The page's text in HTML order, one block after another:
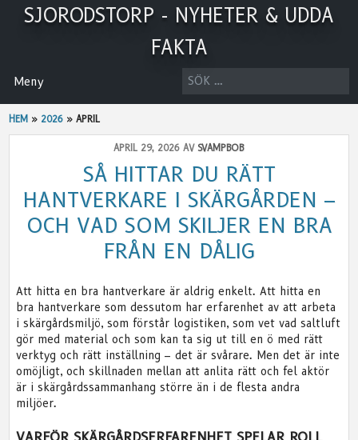
SJORODSTORP - NYHETER & UDDA
FAKTA
SÖK
Meny
HEM » 2026 » APRIL
APRIL 29, 2026 AV SVAMPBOB
SÅ HITTAR DU RÄTT
HANTVERKARE I SKÄRGÅRDEN –
OCH VAD SOM SKILJER EN BRA
FRÅN EN DÅLIG
Att hitta en bra hantverkare är aldrig enkelt. Att hitta en
bra hantverkare som dessutom har erfarenhet av att arbeta
i skärgårdsmiljö, som förstår logistiken, som vet vad saltluft
gör med material och som kan ta sig ut till en ö med rätt
verktyg och rätt inställning – det är svårare. Men det är inte
omöjligt, och skillnaden mellan att anlita rätt och fel aktör
är i skärgårdssammanhang större än i de flesta andra
miljöer.
VARFÖR SKÄRGÅRDSERFARENHET SPELAR ROLL